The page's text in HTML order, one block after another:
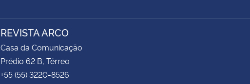
REVISTA ARCO
Casa da Comunicação
Prédio 62 B, Térreo
+55 (55) 3220-8526